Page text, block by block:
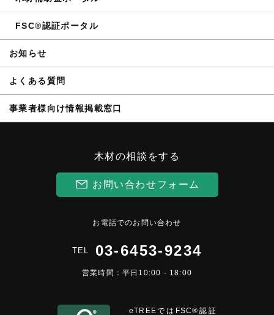
FSC®認証ポータル
お知らせ
よくある質問
事業者様向け情報掲載窓口
木材の相談をする
お問い合わせフォーム
お電話でのお問い合わせ
TEL 03-6453-9234
営業時間：平日10:00 - 18:00
eTREEではFSC®︎認証